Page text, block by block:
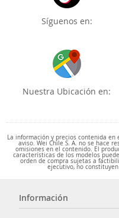
Síguenos en:
Nuestra Ubicación en:
La información y precios contenida
aviso. Wei Chile S. A. no se hace
omisiones en el contenido. El
características de los modelos
orden de compra sujetas a
ejecutivo, no
Información